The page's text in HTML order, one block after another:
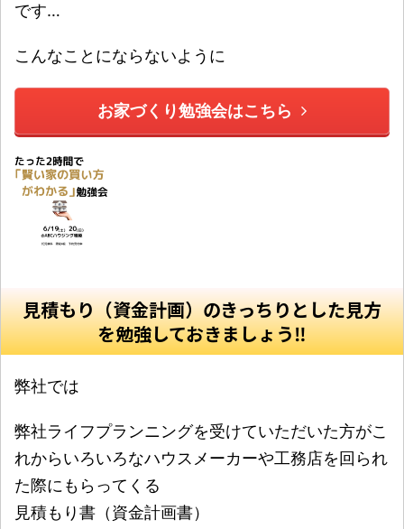
です…
こんなことにならないように
お家づくり勉強会はこちら
見積もり（資金計画）のきっちりとした見方
を勉強しておきましょう‼️
弊社では
弊社ライフプランニングを受けていただいた方がこ
れからいろいろなハウスメーカーや工務店を回られ
た際にもらってくる
見積もり書（資金計画書）